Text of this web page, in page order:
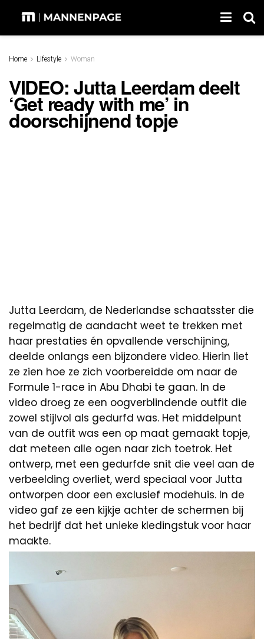
Home Lifestyle Woman
VIDEO: Jutta Leerdam deelt
‘Get ready with me’ in
doorschijnend topje
Jutta Leerdam, de Nederlandse schaatsster die
regelmatig de aandacht weet te trekken met
haar prestaties én opvallende verschijning,
deelde onlangs een bijzondere video. Hierin liet
ze zien hoe ze zich voorbereidde om naar de
Formule 1-race in Abu Dhabi te gaan. In de
video droeg ze een oogverblindende outfit die
zowel stijlvol als gedurfd was. Het middelpunt
van de outfit was een op maat gemaakt topje,
dat meteen alle ogen naar zich toetrok. Het
ontwerp, met een gedurfde snit die veel aan de
verbeelding overliet, werd speciaal voor Jutta
ontworpen door een exclusief modehuis. In de
video gaf ze een kijkje achter de schermen bij
het bedrijf dat het unieke kledingstuk voor haar
maakte.